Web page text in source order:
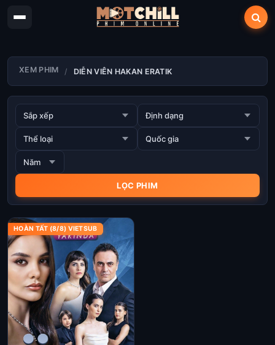
XEM PHIM DIỄN VIÊN HAKAN ERATIK
HOÀN TẤT (8/8) VIETSUB